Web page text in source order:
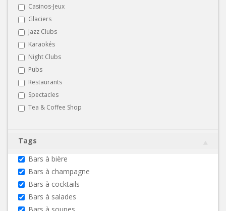
Casinos-Jeux
Glaciers
Jazz Clubs
Karaokés
Night Clubs
Pubs
Restaurants
Spectacles
Tea & Coffee Shop
Tags
Bars à bière
Bars à champagne
Bars à cocktails
Bars à salades